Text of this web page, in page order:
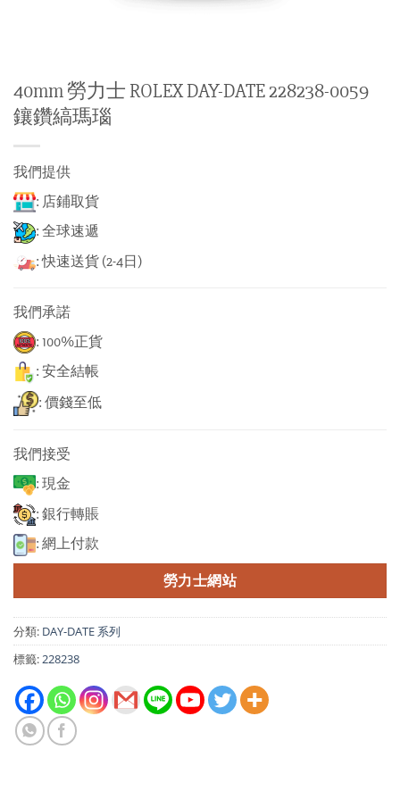
40mm 勞力士 ROLEX DAY-DATE 228238-0059
鑲鑽縞瑪瑙
我們提供
: 店鋪取貨
: 全球速遞
: 快速送貨 (2-4日)
我們承諾
: 100%正貨
: 安全結帳
: 價錢至低
我們接受
: 現金
: 銀行轉賬
: 網上付款
勞力士網站
分類: DAY-DATE 系列
標籤:228238